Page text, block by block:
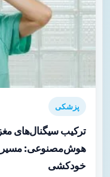
پزشکی
ترکیب سیگنال‌های
هوش‌مصنوعی: مسیر
خودکشی